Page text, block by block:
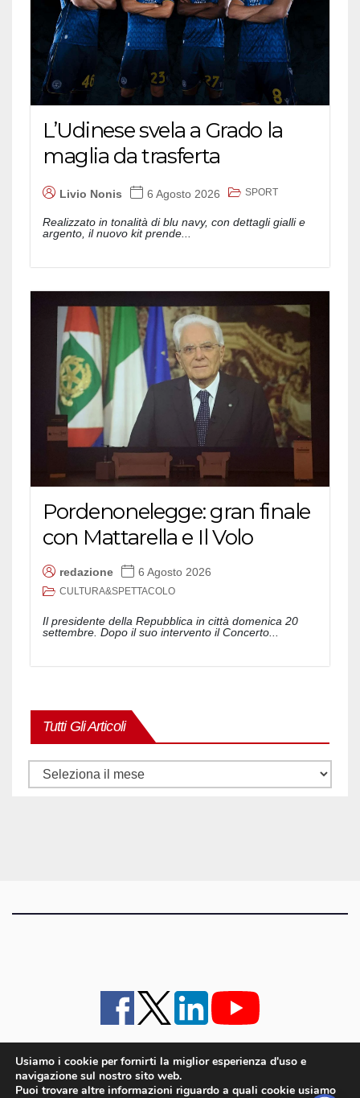
L’Udinese svela a Grado la
maglia da trasferta
Livio Nonis 6 Agosto 2026 SPORT
Realizzato in tonalità di blu navy, con dettagli gialli e
argento, il nuovo kit prende...
Pordenonelegge: gran finale
con Mattarella e Il Volo
redazione 6 Agosto 2026
CULTURA&SPETTACOLO
Il presidente della Repubblica in città domenica 20
settembre. Dopo il suo intervento il Concerto...
Tutti Gli Articoli
Tutti
iMagazine · contatti e staff · lavora con noi
Cookie policy UE
Usiamo i cookie per fornirti la miglior esperienza d'uso e
navigazione sul nostro sito web.
Puoi trovare altre informazioni riguardo a quali cookie usiamo